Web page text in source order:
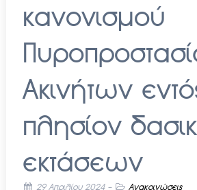
κανονισμού
Ακινήτων
πλησίον
εκτάσεων
29 Απριλίου 2024- Ανακοινώσεις